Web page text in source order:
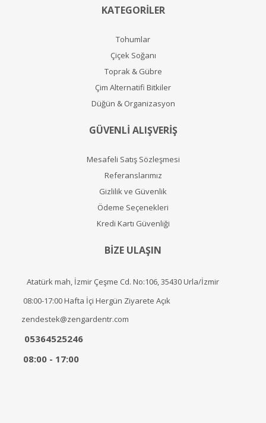
KATEGORİLER
Tohumlar
Çiçek Soğanı
Toprak & Gübre
Çim Alternatifi Bitkiler
Düğün & Organizasyon
GÜVENLİ ALIŞVERİŞ
Mesafeli Satış Sözleşmesi
Referanslarımız
Gizlilik ve Güvenlik
Ödeme Seçenekleri
Kredi Kartı Güvenliği
BİZE ULAŞIN
Atatürk mah, İzmir Çeşme Cd. No:106, 35430 Urla/İzmir
08:00-17:00 Hafta İçi Hergün Ziyarete Açık
zendestek@zengardentr.com
05364525246
08:00 - 17:00